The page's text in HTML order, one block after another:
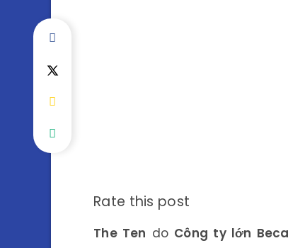
Rate this post
The Ten do Công ty lớn